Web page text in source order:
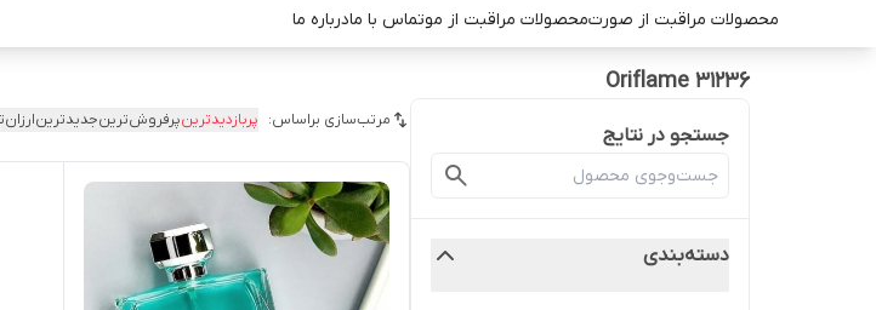
محصولات مراقبت از صورتمحصولات مراقبت از موتماس با مادرباره ما
Oriflame 31236
جستجو در نتایج
دسته‌بندی
مرتب‌سازی براساس: پربازدیدترینپرفروش‌ترینجدیدترین